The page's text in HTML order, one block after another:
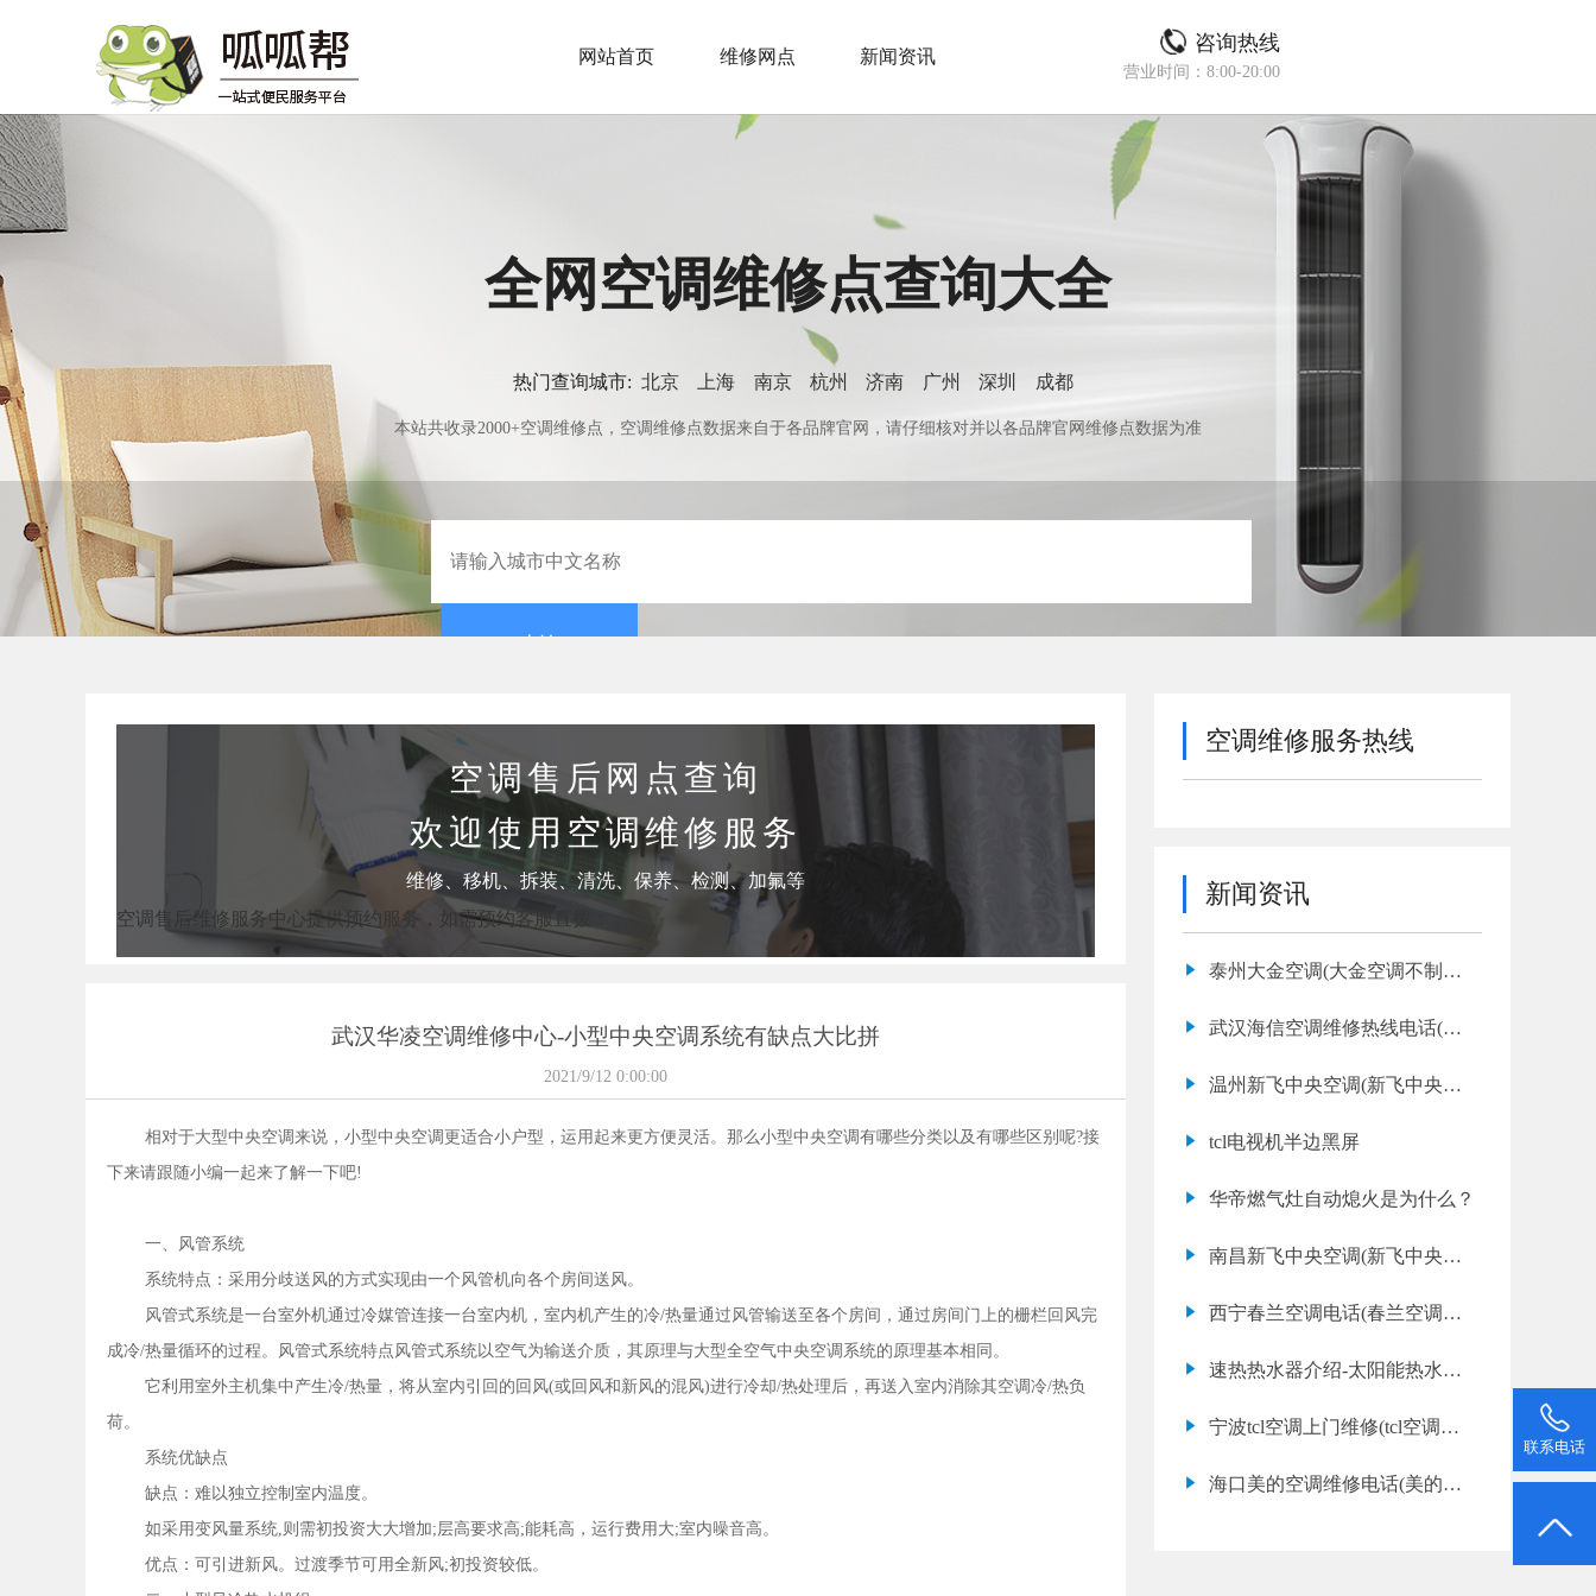
网站首页 维修网点 新闻资讯
咨询热线
营业时间：8:00-20:00
全网空调维修点查询大全
热门查询城市: 北京 上海 南京 杭州 济南 广州 深圳 成都
本站共收录2000+空调维修点，空调维修点数据来自于各品牌官网，请仔细核对并以各品牌官网维修点数据为准
空调售后网点查询
欢迎使用空调维修服务
维修、移机、拆装、清洗、保养、检测、加氟等
空调售后维修服务中心提供预约服务，如需预约客服直拨：
武汉华凌空调维修中心-小型中央空调系统有缺点大比拼
2021/9/12 0:00:00
相对于大型中央空调来说，小型中央空调更适合小户型，运用起来更方便灵活。那么小型中央空调有哪些分类以及有哪些区别呢?接
下来请跟随小编一起来了解一下吧!
一、风管系统
系统特点：采用分歧送风的方式实现由一个风管机向各个房间送风。
风管式系统是一台室外机通过冷媒管连接一台室内机，室内机产生的冷/热量通过风管输送至各个房间，通过房间门上的栅栏回风完
成冷/热量循环的过程。风管式系统特点风管式系统以空气为输送介质，其原理与大型全空气中央空调系统的原理基本相同。
它利用室外主机集中产生冷/热量，将从室内引回的回风(或回风和新风的混风)进行冷却/热处理后，再送入室内消除其空调冷/热负
荷。
系统优缺点
缺点：难以独立控制室内温度。
如采用变风量系统,则需初投资大大增加;层高要求高;能耗高，运行费用大;室内噪音高。
优点：可引进新风。过渡季节可用全新风;初投资较低。
空调维修服务热线
新闻资讯
泰州大金空调(大金空调不制热
武汉海信空调维修热线电话(海
温州新飞中央空调(新飞中央空
tcl电视机半边黑屏
华帝燃气灶自动熄火是为什么？
南昌新飞中央空调(新飞中央空
西宁春兰空调电话(春兰空调不
速热热水器介绍-太阳能热水器
宁波tcl空调上门维修(tcl空调不
海口美的空调维修电话(美的空
联系电话